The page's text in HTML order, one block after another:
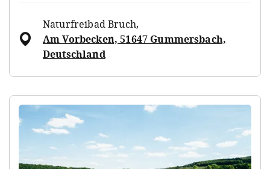
Naturfreibad Bruch,
Am Vorbecken, 51647 Gummersbach,
Deutschland